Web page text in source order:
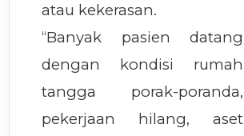
atau kekerasan.
“Banyak pasien datang
dengan kondisi rumah
tangga porak-poranda,
pekerjaan hilang, aset